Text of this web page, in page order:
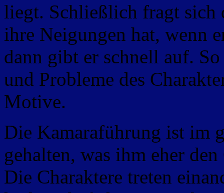
liegt. Schließlich fragt sich
ihre Neigungen hat, wenn
dann gibt er schnell auf.
und Probleme des
Motive.
Die Kamaraführung ist im
gehalten, was ihm eher
Die Charaktere treten